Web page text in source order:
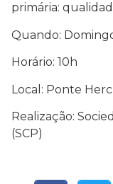
primária:
Quando:
Horário: 10h
Local: Ponte
Realização:
(SCP)